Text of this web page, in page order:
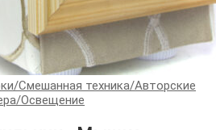
/Смешанная техника/Авторские
/Освещение